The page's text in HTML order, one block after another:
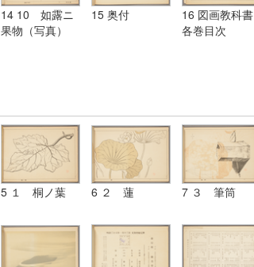
14 10 如露ニ
果物（写真）
15 奥付
16 図画教科書
各巻目次
5 １ 桐ノ葉 6 ２ 蓮 7 ３ 筆筒